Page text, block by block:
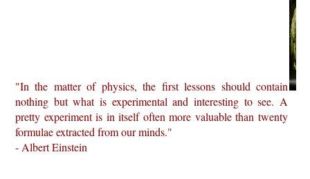
"In the matter of physics, the first lessons should contain
nothing but what is experimental and interesting to see. A
pretty experiment is in itself often more valuable than twenty
formulae extracted from our minds."
- Albert Einstein